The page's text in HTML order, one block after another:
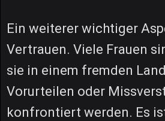
Ein weiterer wichtiger
Vertrauen. Viele Frauen
sie in einem fremden
Vorurteilen oder
konfrontiert werden. Es